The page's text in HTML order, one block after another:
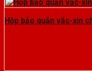
Hộp bảo quản vắc-xin